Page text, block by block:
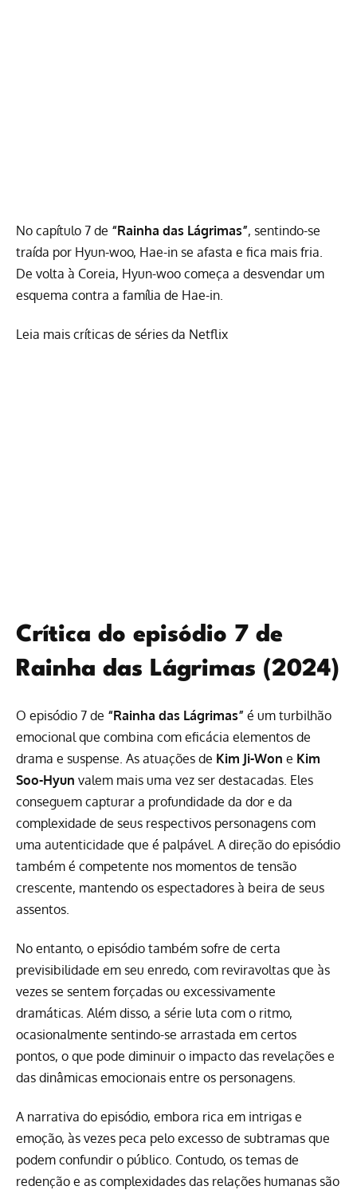
No capítulo 7 de “Rainha das Lágrimas”, sentindo-se
traída por Hyun-woo, Hae-in se afasta e fica mais fria.
De volta à Coreia, Hyun-woo começa a desvendar um
esquema contra a família de Hae-in.
Leia mais críticas de séries da Netflix
Crítica do episódio 7 de
Rainha das Lágrimas (2024)
O episódio 7 de “Rainha das Lágrimas” é um turbilhão
emocional que combina com eficácia elementos de
drama e suspense. As atuações de Kim Ji-Won e Kim
Soo-Hyun valem mais uma vez ser destacadas. Eles
conseguem capturar a profundidade da dor e da
complexidade de seus respectivos personagens com
uma autenticidade que é palpável. A direção do episódio
também é competente nos momentos de tensão
crescente, mantendo os espectadores à beira de seus
assentos.
No entanto, o episódio também sofre de certa
previsibilidade em seu enredo, com reviravoltas que às
vezes se sentem forçadas ou excessivamente
dramáticas. Além disso, a série luta com o ritmo,
ocasionalmente sentindo-se arrastada em certos
pontos, o que pode diminuir o impacto das revelações e
das dinâmicas emocionais entre os personagens.
A narrativa do episódio, embora rica em intrigas e
emoção, às vezes peca pelo excesso de subtramas que
podem confundir o público. Contudo, os temas de
redenção e as complexidades das relações humanas são